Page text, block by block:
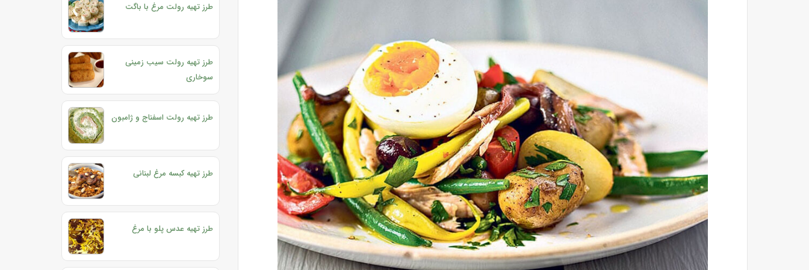
طرز تهیه رولت مرغ با باگت
طرز تهیه رولت سیب زمینی
سوخاری
طرز تهیه رولت اسفناج و ژامبون
طرز تهیه کبسه مرغ لبنانی
طرز تهیه عدس پلو با مرغ